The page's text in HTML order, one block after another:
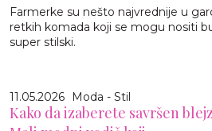
Farmerke su nešto najvrednije u
retkih komada koji se mogu nositi
super stilski.
11.05.2026 Moda - Stil
Kako da izaberete savršen